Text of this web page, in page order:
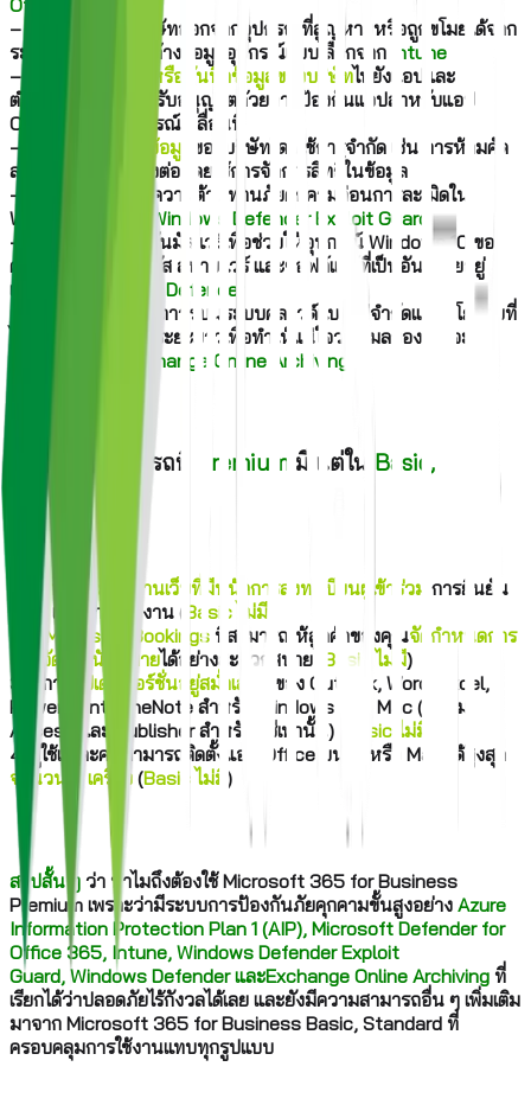
Office 365
– ล้างข้อมูลของบริษัทออกจากอุปกรณ์ที่สูญหายหรือถูกขโมยได้จาก
ระยะไกลโดยใช้การล้างข้อมูลอุปกรณ์แบบเลือกจาก Intune
–
จำกัดการคัดลอกหรือบันทึกข้อมูลของบริษัทไปยังแอปและ
ตำแหน่งที่ตั้งที่ไม่ได้รับอนุญาตด้วยการป้องกันแอปสำหรับแอป
Office สำหรับอุปกรณ์เคลื่อนที่
–
ควบคุมผู้ที่เข้าถึงข้อมูล
ของบริษัทโดยใช้การจำกัด เช่น การห้ามคัด
ลอกหรือการห้ามส่งต่อ โดยใช้การจัดการสิทธิ์ในข้อมูล
– ใช้นโยบายที่มอบความต้านทานภัยคุกคามก่อนการละเมิดใน
Windows 10 ด้วย Windows Defender Exploit Guard
– บังคับใช้การป้องกันมัลแวร์เพื่อช่วยให้อุปกรณ์ Windows 10 ของ
คุณปลอดภัยจากไวรัส สปายแวร์ และซอฟต์แวร์ที่เป็นอันตรายอยู่
เสมอด้วย
Windows Defender
– เปิดใช้งานการเก็บถาวรบนระบบคลาวด์แบบไม่จำกัดและนโยบายที่
ได้รับการป้องกันในระยะยาวเพื่อทำให้แน่ใจว่าอีเมลของคุณจะไม่
Exchange Online Archiving
รวมความสามารถที่
Premium มี แต่ใน Basic,
Standard
ไม่มี
จัดการสัมมนาผ่านเว็บที่มีหน้าการลงทะเบียนผู้เข้าร่วม การยืนยัน
อีเมล และการรายงาน ( Basic ไม่มี
2. มี Microsoft Bookings ที่สามารถให้ลูกค้าของคุณจัดกำหนดการ
และจัดการนัดหมายได้อย่างสะดวกสบาย ( Basic ไม่มี)
3. มีการ
อัปเดตเวอร์ชั่นอยู่สม่ำเสมอ
ของ Outlook, Word, Excel,
PowerPoint, OneNote สำหรับ Windows หรือ Mac (พร้อม
Access และ Publisher สำหรับพีซีเท่านั้น) (
Basic ไม่มี
4. ผู้ใช้แต่ละคนสามารถติดตั้งแอป Office บนพีซีหรือ Mac ได้สูงสุด
จำนวน 5 เครื่อง (Basic ไม่มี )
สรุปสั้น ๆ ว่า ทำไมถึงต้องใช้ Microsoft 365 for Business
Premium เพราะว่ามีระบบการป้องกันภัยคุกคามขั้นสูงอย่าง Azure
Information Protection Plan 1 (AIP), Microsoft Defender for
Office 365, Intune, Windows Defender Exploit
Guard, Windows Defender และExchange Online Archiving ที่
เรียกได้ว่าปลอดภัยไร้กังวลได้เลย และยังมีความสามารถอื่น ๆ เพิ่มเติม
มาจาก Microsoft 365 for Business Basic, Standard ที่
ครอบคลุมการใช้งานแทบทุกรูปแบบ